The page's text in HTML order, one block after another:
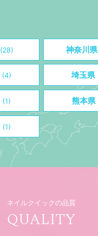
(28) 神奈川県
(4) 埼玉県
(1) 熊本県
(1)
ネイルクイックの品質
QUALITY